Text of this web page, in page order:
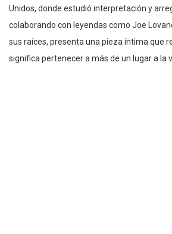
Unidos, donde estudió interpretación y
colaborando con leyendas como Joe
sus raíces, presenta una pieza íntima que
significa pertenecer a más de un lugar a la